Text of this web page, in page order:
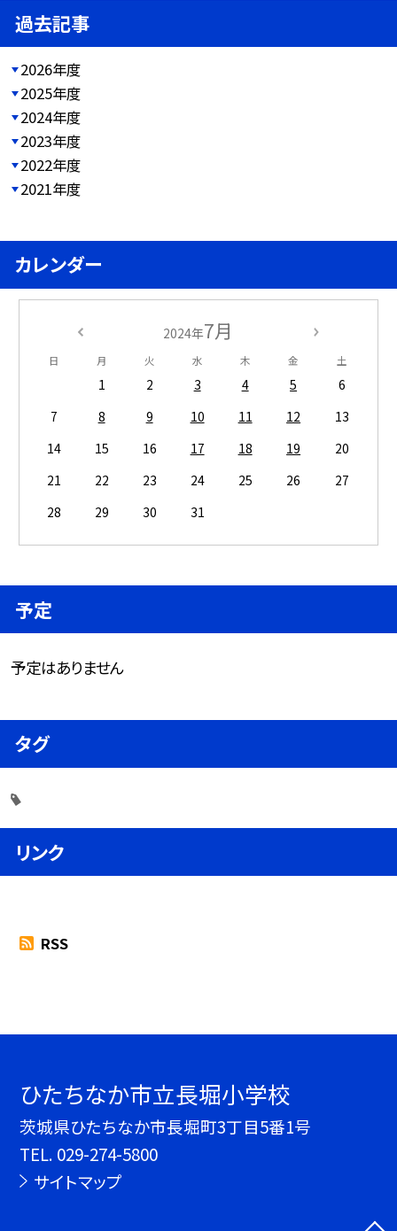
過去記事
2026年度
2025年度
2024年度
2023年度
2022年度
2021年度
カレンダー
2024年7月
日 月 火 水 木 金 土
1 2 3 4 5
6
7
8 9 10 11 12
13
14
15 16 17 18 19
20
21
22 23 24 25 26
27
28
29 30 31
予定
予定はありません
タグ
リンク
RSS
ひたちなか市立長堀小学校
茨城県ひたちなか市長堀町3丁目5番1号
TEL. 029-274-5800
サイトマップ